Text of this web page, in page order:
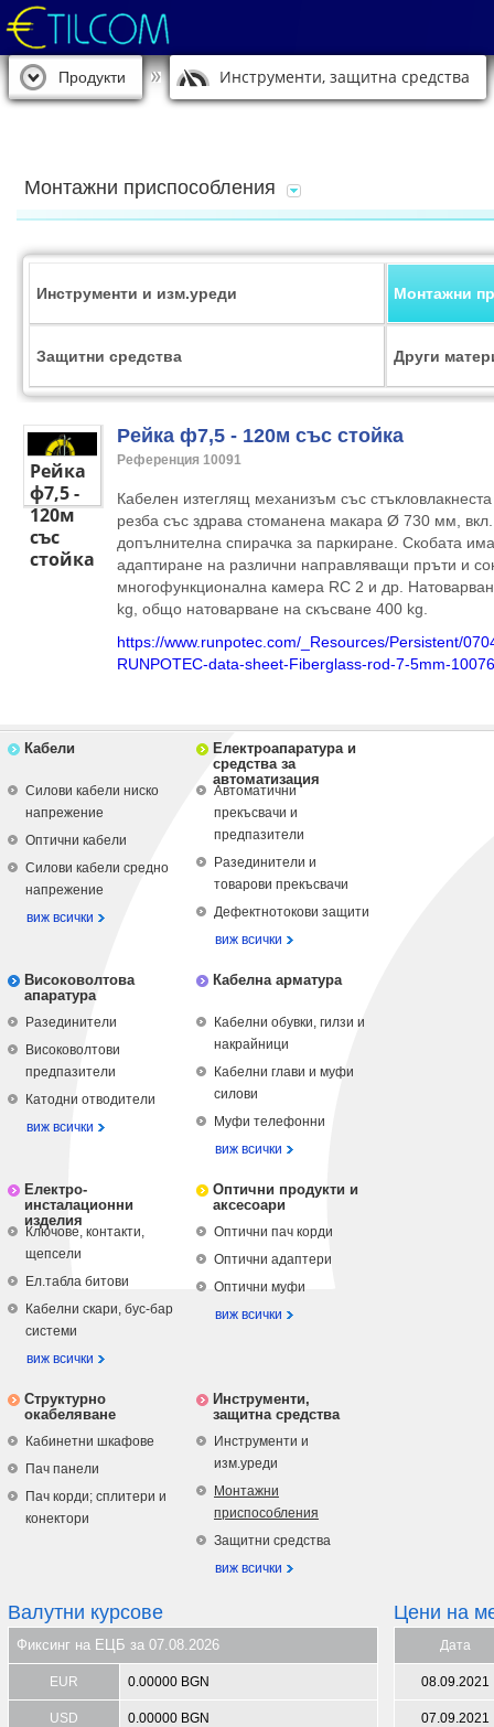
Продукти Инструменти, защитна средства
Монтажни приспособления
Инструменти и изм.уреди Монтажни
Защитни средства Други
Рейка
ф7,5 -
120м
със
стойка
Рейка ф7,5 - 120м със стойка
Референция 10091
Кабелен изтеглящ механизъм със
резба със здрава стоманена макара Ø 730 мм,
допълнителна спирачка за паркиране. Скобата
адаптиране на различни направляващи пръти и
многофункционална камера RC 2 и др.
kg, общо натоварване на скъсване 400 kg.
https://www.runpotec.com/_Resources/Persistent/
RUNPOTEC-data-sheet-Fiberglass-rod-7-5mm-
Кабели
Силови кабели ниско
напрежение
Оптични кабели
Силови кабели средно
напрежение
виж всички
Електроапаратура и
средства за
автоматизация
Автоматични
прекъсвачи и
предпазители
Разединители и
товарови прекъсвачи
Дефектнотокови защити
виж всички
Високоволтова
апаратура
Разединители
Високоволтови
предпазители
Катодни отводители
виж всички
Кабелна арматура
Кабелни обувки, гилзи и
накрайници
Кабелни глави и муфи
силови
Муфи телефонни
виж всички
Електро-
инсталационни
изделия
Ключове, контакти,
щепсели
Ел.табла битови
Кабелни скари, бус-бар
системи
виж всички
Оптични продукти и
аксесоари
Оптични пач корди
Оптични адаптери
Оптични муфи
виж всички
Структурно
окабеляване
Кабинетни шкафове
Пач панели
Пач корди; сплитери и
конектори
Инструменти,
защитна средства
Инструменти и
изм.уреди
Монтажни
приспособления
Защитни средства
виж всички
Валутни курсове
Фиксинг на ЕЦБ за 07.08.2026
EUR 0.00000 BGN
USD 0.00000 BGN
Цени на
Дата
08.09.2021
07.09.2021